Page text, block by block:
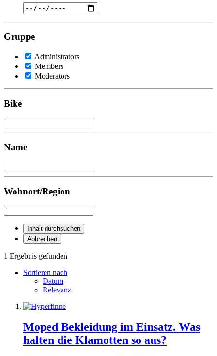
Gruppe
Administrators
Members
Moderators
Bike
Name
Wohnort/Region
Inhalt durchsuchen
Abbrechen
1 Ergebnis gefunden
Sortieren nach
Datum
Relevanz
Moped Bekleidung im Einsatz. Was
halten die Klamotten so aus?